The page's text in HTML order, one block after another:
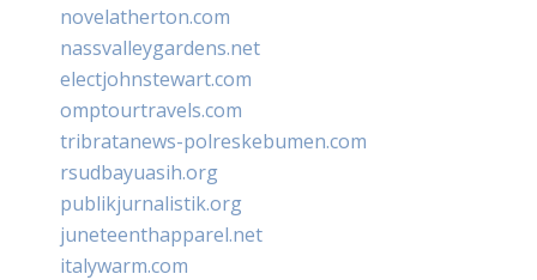
novelatherton.com
nassvalleygardens.net
electjohnstewart.com
omptourtravels.com
tribratanews-polreskebumen.com
rsudbayuasih.org
publikjurnalistik.org
juneteenthapparel.net
italywarm.com